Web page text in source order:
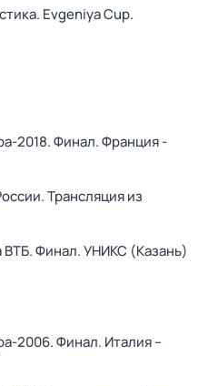
Evgeniya Cup.
2018. Финал. Франция -
Трансляция из
ВТБ. Финал. УНИКС (Казань)
2006. Финал. Италия –